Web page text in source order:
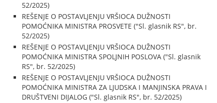
52/2025)
REŠENJE O POSTAVLJENJU VRŠIOCA DUŽNOSTI
POMOĆNIKA MINISTRA PROSVETE ("Sl. glasnik RS", br.
52/2025)
REŠENJE O POSTAVLJENJU VRŠIOCA DUŽNOSTI
POMOĆNIKA MINISTRA SPOLJNIH POSLOVA ("Sl. glasnik
RS", br. 52/2025)
REŠENJE O POSTAVLJENJU VRŠIOCA DUŽNOSTI
POMOĆNIKA MINISTRA ZA LJUDSKA I MANJINSKA PRAVA I
DRUŠTVENI DIJALOG ("Sl. glasnik RS", br. 52/2025)